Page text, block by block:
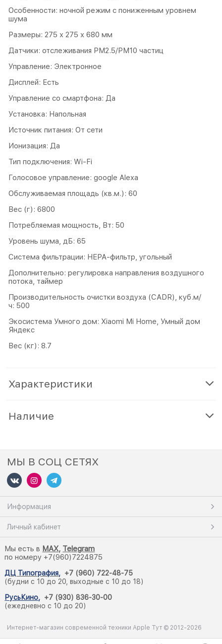
Особенности: ночной режим с пониженным уровнем
шума
Размеры: 275 х 275 х 680 мм
Датчики: отслеживания PM2.5/PM10 частиц
Управление: Электронное
Дисплей: Есть
Управление со смартфона: Да
Установка: Напольная
Источник питания: От сети
Ионизация: Да
Тип подключения: Wi-Fi
Голосовое управление: google Alexa
Обслуживаемая площадь (кв.м.): 60
Вес (г): 6800
Потребляемая мощность, Вт: 50
Уровень шума, дБ: 65
Система фильтрации: HEPA-фильтр, угольный
Дополнительно: регулировка направления воздушного
потока, таймер
Производительность очистки воздуха (CADR), куб.м/
ч: 500
Экосистема Умного дом: Xiaomi Mi Home, Умный дом
Яндекс
Вес (кг): 8.7
Характеристики
Наличие
МЫ В СОЦ СЕТЯХ
Информация
Личный кабинет
Мы есть в MAX, Telegram
по номеру +7(960)7224875
ДЦ Типография, +7 (960) 722-48-75
(будни с 10 до 20, выходные с 10 до 18)
РусьКино, +7 (930) 836-30-00
(ежедневно с 10 до 20)
Интернет-магазин современной техники Apple Тут © 2012-2026